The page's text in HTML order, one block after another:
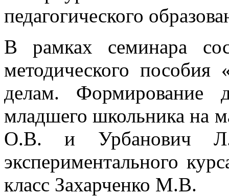
педагогического
В рамках семинара
методического
делам. Формирование
младшего школьника на
О.В. и Урбанович
экспериментального
класс Захарченко М.В.